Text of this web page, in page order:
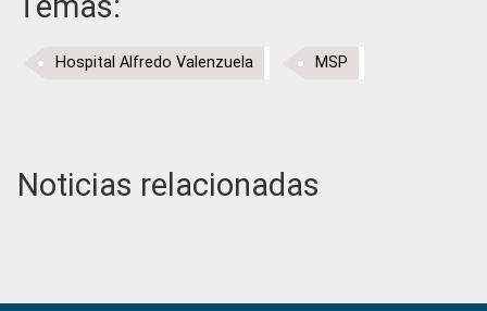
Hospital Alfredo Valenzuela MSP
Noticias relacionadas